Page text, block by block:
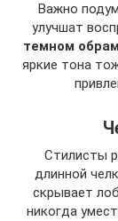
Важно
улучшат
темном
яркие тона
Стилисты
длинной
скрывает
никогда